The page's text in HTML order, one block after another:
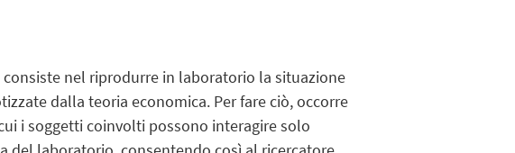
nel riprodurre in laboratorio la situazione
dalla teoria economica. Per fare ciò, occorre
i soggetti coinvolti possono interagire solo